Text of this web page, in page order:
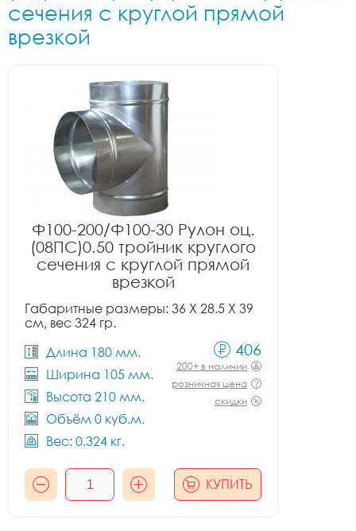
сечения с круглой прямой
врезкой
Ф100-200/Ф100-30 Рулон оц.
(08ПС)0.50 тройник круглого
сечения с круглой прямой
врезкой
Габаритные размеры: 36 X 28.5 X 39
см, вес 324 гр.
Длина 180 мм.
Ширина 105 мм.
Высота 210 мм.
Объём 0 куб.м.
Вес: 0.324 кг.
406
200+ в наличии
розничная цена
скидки
КУПИТЬ